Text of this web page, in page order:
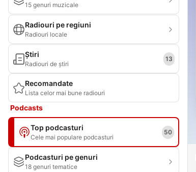
15 genuri muzicale
Radiouri pe regiuni
Radiouri locale
Știri
Radiouri de știri
13
Recomandate
Lista celor mai bune radiouri
Podcasts
Top podcasturi
Cele mai populare podcasturi
50
Podcasturi pe genuri
18 genuri tematice